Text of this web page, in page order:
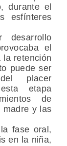
durante el
esfínteres
desarrollo
el
la retención
puede ser
placer
etapa
de
madre y las
fase oral,
en la niña,